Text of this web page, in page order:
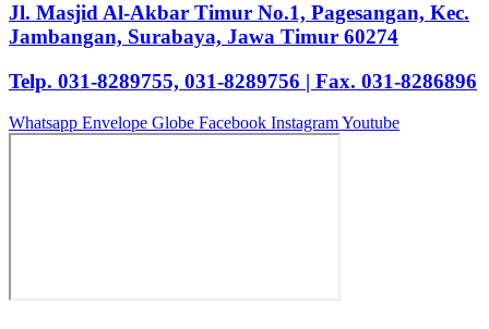
Jl. Masjid Al-Akbar Timur No.1, Pagesangan, Kec.
Jambangan, Surabaya, Jawa Timur 60274
Telp. 031-8289755, 031-8289756 | Fax. 031-8286896
Whatsapp Envelope Globe Facebook InstagramYoutube